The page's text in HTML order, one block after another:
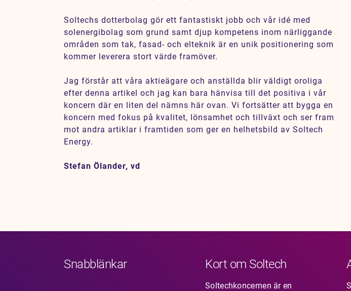
Soltechs dotterbolag gör ett fantastiskt jobb och vår idé med
solenergibolag som grund samt djup kompetens inom närliggande
områden som tak, fasad- och elteknik är en unik positionering som
kommer leverera stort värde framöver.
Jag förstår att våra aktieägare och anställda blir väldigt oroliga
efter denna artikel och jag kan bara hänvisa till det positiva i vår
koncern där en liten del nämns här ovan. Vi fortsätter att bygga en
koncern med fokus på kvalitet, lönsamhet och tillväxt och ser fram
mot andra artiklar i framtiden som ger en helhetsbild av Soltech
Energy.
Stefan Ölander, vd
Snabblänkar Kort om Soltech
Soltechkoncernen är en